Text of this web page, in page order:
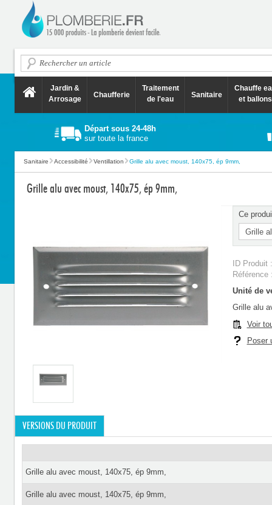
Jardin &
Arrosage
Chaufferie
Traitement
de l'eau
Sanitaire
Chauffe
et ballons
Départ sous 24-48h
sur toute la france
Sanitaire Accessibilité Ventillation Grille alu avec moust, 140x75, ép 9mm,
Grille alu avec moust, 140x75, ép 9mm,
Ce
ID Produit
Unité de
Grille alu
Voir
Poser
VERSIONS DU PRODUIT
Grille alu avec moust, 140x75, ép 9mm,
Grille alu avec moust, 140x75, ép 9mm,